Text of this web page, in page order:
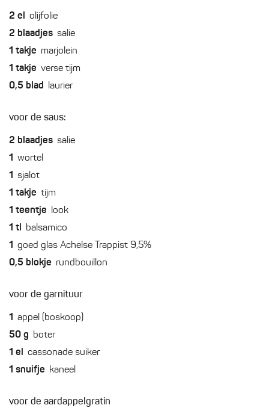
2 el olijfolie
2 blaadjes salie
1 takje marjolein
1 takje verse tijm
0,5 blad laurier
voor de saus:
2 blaadjes salie
1 wortel
1 sjalot
1 takje tijm
1 teentje look
1 tl balsamico
1 goed glas Achelse Trappist 9,5%
0,5 blokje rundbouillon
voor de garnituur
1 appel (boskoop)
50 g boter
1 el cassonade suiker
1 snuifje kaneel
voor de aardappelgratin